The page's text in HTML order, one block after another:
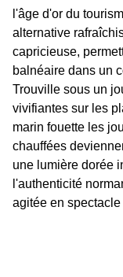
l'âge d'or du
alternative
capricieuse,
balnéaire dans un
Trouville sous un
vivifiantes sur les
marin fouette les
chauffées
une lumière dorée
l'authenticité
agitée en spectacle